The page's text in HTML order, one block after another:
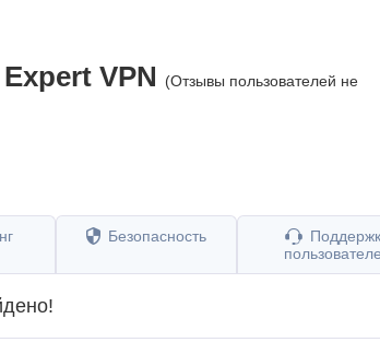
VPN
(Отзывы пользователей не
Безопасность